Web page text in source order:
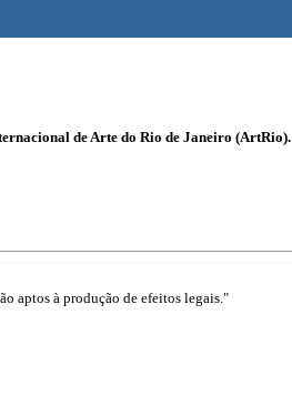
de Arte do Rio de Janeiro (ArtRio).
aptos à produção de efeitos legais."